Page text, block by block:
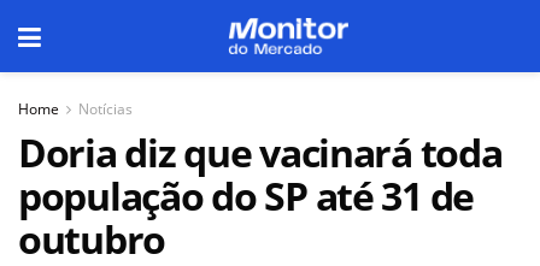
Home Notícias
Doria diz que vacinará toda
população do SP até 31 de
outubro